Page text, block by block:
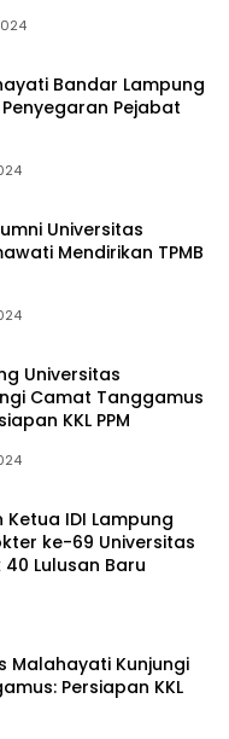
Bandar Lampung
Pejabat
Universitas
Mendirikan TPMB
Universitas
Camat Tanggamus
KKL PPM
Ketua IDI Lampung
ke-69 Universitas
Lulusan Baru
Malahayati Kunjungi
Persiapan KKL